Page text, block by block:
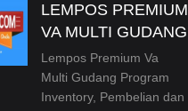
LEMPOS PREMIUM
VA MULTI GUDANG
Lempos Premium Va
Multi Gudang Program
Inventory, Pembelian dan